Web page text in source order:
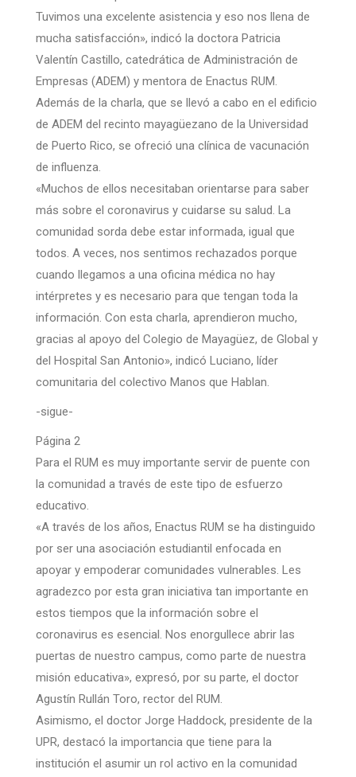
Tuvimos una excelente asistencia y eso nos llena de
mucha satisfacción», indicó la doctora Patricia
Valentín Castillo, catedrática de Administración de
Empresas (ADEM) y mentora de Enactus RUM.
Además de la charla, que se llevó a cabo en el edificio
de ADEM del recinto mayagüezano de la Universidad
de Puerto Rico, se ofreció una clínica de vacunación
de influenza.
«Muchos de ellos necesitaban orientarse para saber
más sobre el coronavirus y cuidarse su salud. La
comunidad sorda debe estar informada, igual que
todos. A veces, nos sentimos rechazados porque
cuando llegamos a una oficina médica no hay
intérpretes y es necesario para que tengan toda la
información. Con esta charla, aprendieron mucho,
gracias al apoyo del Colegio de Mayagüez, de Global y
del Hospital San Antonio», indicó Luciano, líder
comunitaria del colectivo Manos que Hablan.
-sigue-
Página 2
Para el RUM es muy importante servir de puente con
la comunidad a través de este tipo de esfuerzo
educativo.
«A través de los años, Enactus RUM se ha distinguido
por ser una asociación estudiantil enfocada en
apoyar y empoderar comunidades vulnerables. Les
agradezco por esta gran iniciativa tan importante en
estos tiempos que la información sobre el
coronavirus es esencial. Nos enorgullece abrir las
puertas de nuestro campus, como parte de nuestra
misión educativa», expresó, por su parte, el doctor
Agustín Rullán Toro, rector del RUM.
Asimismo, el doctor Jorge Haddock, presidente de la
UPR, destacó la importancia que tiene para la
institución el asumir un rol activo en la comunidad